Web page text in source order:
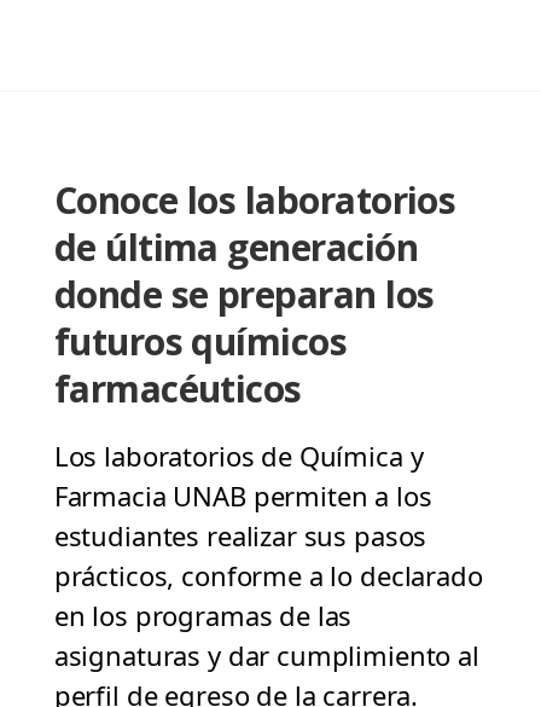
Conoce los laboratorios
de última generación
donde se preparan los
futuros químicos
farmacéuticos
Los laboratorios de Química y
Farmacia UNAB permiten a los
estudiantes realizar sus pasos
prácticos, conforme a lo declarado
en los programas de las
asignaturas y dar cumplimiento al
perfil de egreso de la carrera.